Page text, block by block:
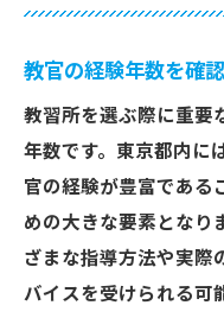
教官の経験年数を確認
教習所を選ぶ際に重要
年数です。東京都内に
官の経験が豊富である
めの大きな要素となり
ざまな指導方法や実際
バイスを受けられる可